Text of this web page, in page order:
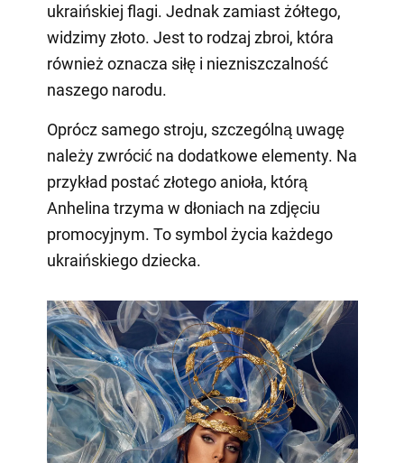
ukraińskiej flagi. Jednak zamiast żółtego,
widzimy złoto. Jest to rodzaj zbroi, która
również oznacza siłę i niezniszczalność
naszego narodu.
Oprócz samego stroju, szczególną uwagę
należy zwrócić na dodatkowe elementy. Na
przykład postać złotego anioła, którą
Anhelina trzyma w dłoniach na zdjęciu
promocyjnym. To symbol życia każdego
ukraińskiego dziecka.